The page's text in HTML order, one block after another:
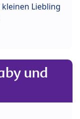
Liebling
und